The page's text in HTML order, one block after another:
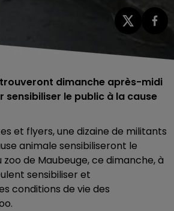
dimanche après-midi
sensibiliser le public à la cause
et flyers, une dizaine de militants
animale sensibiliseront le
zoo de Maubeuge, ce dimanche, à
sensibiliser et
conditions de vie des